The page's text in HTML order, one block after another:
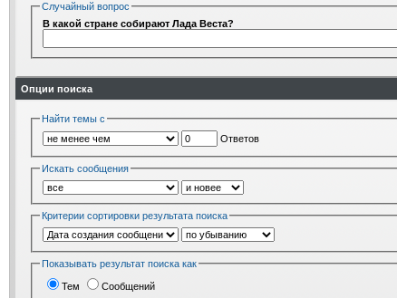
Случайный вопрос
В какой стране собирают Лада Веста?
Опции поиска
Найти темы с
Ответов
Искать сообщения
Критерии сортировки результата поиска
Показывать результат поиска как
Тем Сообщений